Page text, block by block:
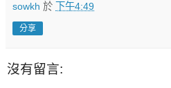
sowkh 於 下午4:49
分享
沒有留言: